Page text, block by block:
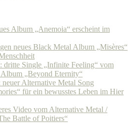
Album „Anemoia“ erscheint im
neues Black Metal Album „Misères“
Single „Infinite Feeling“ vom
„Beyond Eternity“
Alternative Metal Song
für ein bewusstes Leben im Hier
Video vom Alternative Metal /
Battle of Poitiers“